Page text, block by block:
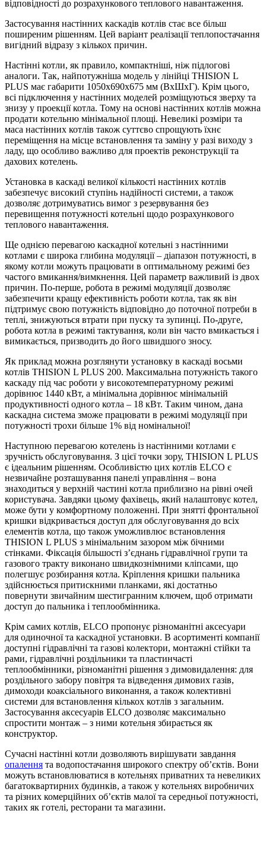
відповідності до розрахункового теплового навантаження.
Застосування настінних каскадів котлів стає все більш
поширеним рішенням. Цей варіант реалізації теплопостачання
вигідний відразу з кількох причин.
Настінні котли, як правило, компактніші, ніж підлогові
аналоги. Так, найпотужніша модель у лінійці THISION L
PLUS має габарити 1050x690x675 мм (ВxШxГ). Крім цього,
всі підключення у настінних моделей розміщуються зверху та
знизу у проекції котла. Тому на основі настінних котлів можна
продати котельню мінімальної площі. Невеликі розміри та
маса настінних котлів також суттєво спрощують їхнє
переміщення на місце встановлення та заміну у разі виходу з
ладу, що особливо важливо для проектів реконструкції та
дахових котелень.
Установка в каскаді великої кількості настінних котлів
забезпечує високий ступінь надійності системи, а також
дозволяє дотримуватись вимог з резервування без
перевищення потужності котельні щодо розрахункового
теплового навантаження.
Ще однією перевагою каскадної котельні з настінними
котлами є широка глибина модуляції – діапазон потужності, в
якому котли можуть працювати в оптимальному режимі без
частого вмикання/вимкнення. Цей параметр важливий із двох
причин. По-перше, робота в режимі модуляції дозволяє
забезпечити кращу ефективність роботи котла, так як він
підтримує свою потужність відповідно до поточної потреби в
теплі, знижуються втрати при пуску та зупинці. По-друге,
робота котла в режимі тактування, коли він часто вмикається і
вимикається, призводить до його швидшого зносу.
Як приклад можна розглянути установку в каскаді восьми
котлів THISION L PLUS 200. Максимальна потужність такого
каскаду під час роботи у високотемпературному режимі
дорівнює 1440 кВт, а мінімальна дорівнює мінімальній
продуктивності одного котла – 18 кВт. Таким чином, дана
каскадна система зможе працювати в режимі модуляції при
потужності трохи більше 1% від номінальної!
Наступною перевагою котелень із настінними котлами є
зручність обслуговування. З цієї точки зору, THISION L PLUS
є ідеальним рішенням. Особливістю цих котлів ELCO є
незвичайне розташування панелі управління – вона
знаходиться у верхній частині котла приблизно на рівні очей
користувача. Завдяки цьому фахівець, який налаштовує котел,
може бути у комфортному положенні. При знятті фронтальної
кришки відкривається доступ для обслуговування до всіх
елементів котла, що також уможливлює встановлення
THISION L PLUS з мінімальним зазором між бічними
стінками. Фіксація більшості з’єднань гідравлічної групи та
газового тракту виконано швидкознімними кліпсами, що
полегшує розбирання котла. Кріплення кришки пальника
здійснюється притискними планками, які достатньо
повернути звичайним шестигранним ключем, щоб отримати
доступ до пальника і теплообмінника.
Крім самих котлів, ELCO пропонує різноманітні аксесуари
для одиночної та каскадної установки. В асортименті компанії
доступні гідравлічні та газові колектори, монтажні стійки та
рами, гідравлічні роздільники та пластинчасті
теплообмінники, різноманітні рішення з димовидалення: для
роздільного забору повітря та відведення димових газів,
димоходи коаксіального виконання, а також колективні
системи для встановлення кількох котлів з загальним.
Застосування аксесуарів ELCO дозволяє максимально
спростити монтаж – з ними котельня збирається як
конструктор.
Сучасні настінні котли дозволяють вирішувати завдання
опалення та водопостачання широкого спектру об’єктів. Вони
можуть встановлюватися в котельнях приватних та невеликих
багатоквартирних будинків, а також у котельнях виробничих
та різних комерційних об’єктів малої та середньої потужності,
таких як готелі, ресторани та магазини.